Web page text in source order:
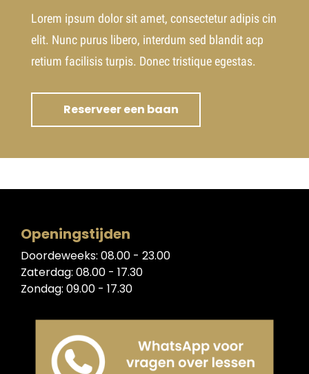
Lorem ipsum dolor sit amet, consectetur adipis cin
elit. Nunc purus libero, interdum sed blandit acp
retium facilisis turpis. Donec tristique egestas.
Reserveer een baan
Openingstijden
Doordeweeks: 08.00 - 23.00
Zaterdag: 08.00 - 17.30
Zondag: 09.00 - 17.30